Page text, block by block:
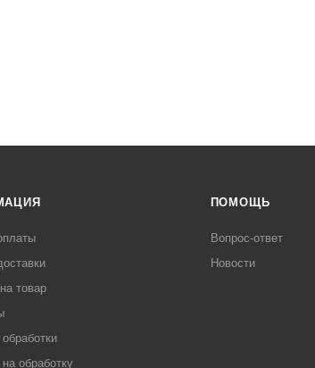
товар
обработку
ПОМОЩЬ
Вопрос-ответ
Новости